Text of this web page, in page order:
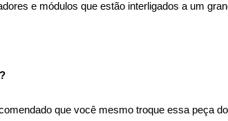
e módulos que estão interligados a um
que você mesmo troque essa peça